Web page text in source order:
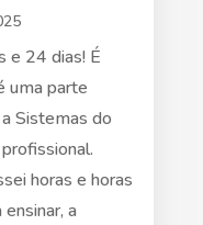
e 24 dias! É
uma parte
Sistemas do
horas e horas
a